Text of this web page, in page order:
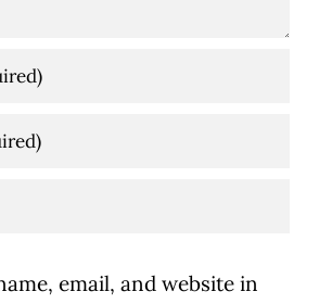
email, and website in